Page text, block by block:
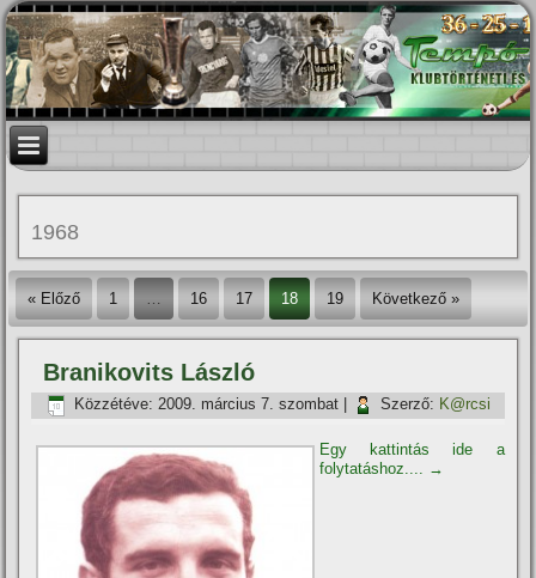
1968
« Előző 1 … 16 17 18 19 Következő »
Branikovits László
Közzétéve: 2009. március 7. szombat Szerző: K@rcsi
Egy kattintás ide a
folytatáshoz.... →